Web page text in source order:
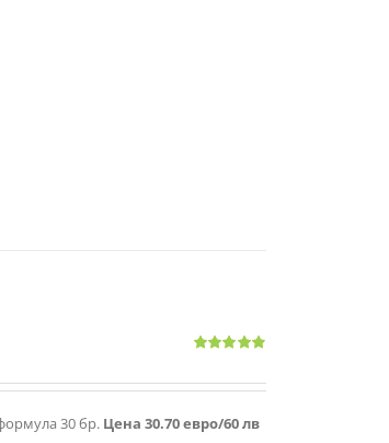
30 бр. Цена 30.70 евро/60 лв